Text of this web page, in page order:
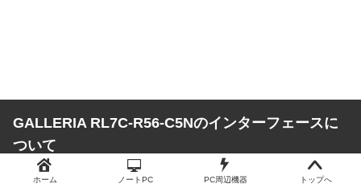
GALLERIA RL7C-R56-C5Nのインターフェースに
ついて
ホーム ノートPC PC周辺機器 トップへ